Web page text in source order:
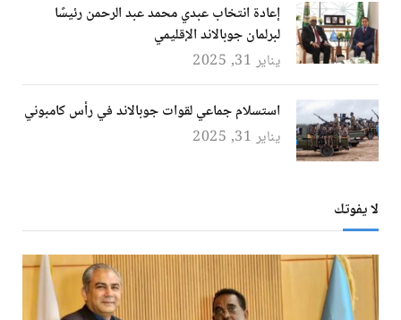
إعادة انتخاب عبدي محمد عبد الرحمن رئيسًا
لبرلمان جوبالاند الإقليمي
يناير 31, 2025
استسلام جماعي لقوات جوبالاند في رأس كامبوني
يناير 31, 2025
لا يفوتك